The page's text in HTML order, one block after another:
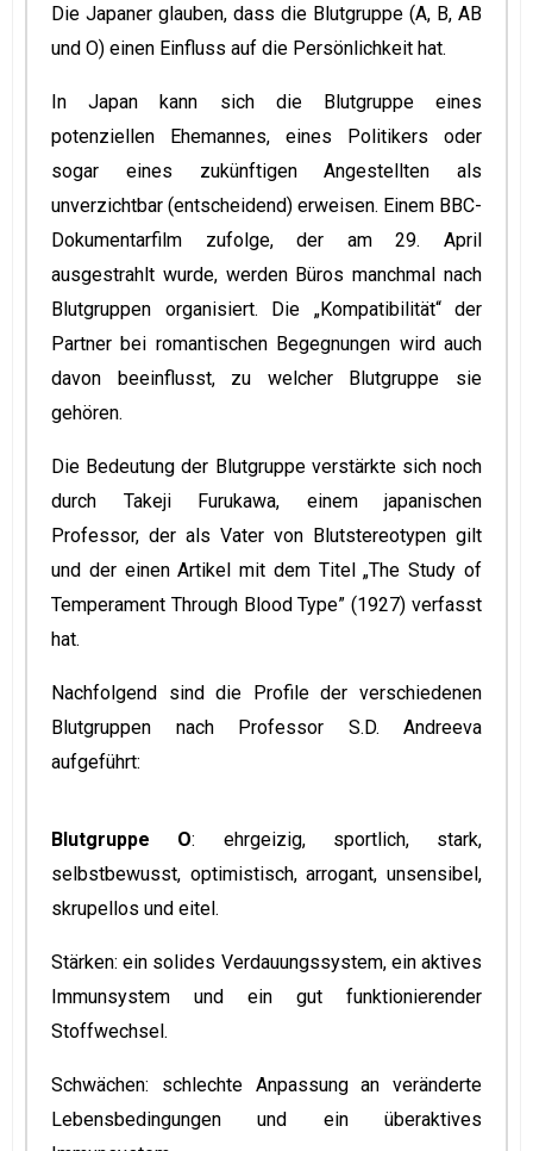
Die Japaner glauben, dass die Blutgruppe (A, B, AB
und O) einen Einfluss auf die Persönlichkeit hat.
In Japan kann sich die Blutgruppe eines
potenziellen Ehemannes, eines Politikers oder
sogar eines zukünftigen Angestellten als
unverzichtbar (entscheidend) erweisen. Einem BBC-
Dokumentarfilm zufolge, der am 29. April
ausgestrahlt wurde, werden Büros manchmal nach
Blutgruppen organisiert. Die „Kompatibilität“ der
Partner bei romantischen Begegnungen wird auch
davon beeinflusst, zu welcher Blutgruppe sie
gehören.
Die Bedeutung der Blutgruppe verstärkte sich noch
durch Takeji Furukawa, einem japanischen
Professor, der als Vater von Blutstereotypen gilt
und der einen Artikel mit dem Titel „The Study of
Temperament Through Blood Type” (1927) verfasst
hat.
Nachfolgend sind die Profile der verschiedenen
Blutgruppen nach Professor S.D. Andreeva
aufgeführt:
Blutgruppe O: ehrgeizig, sportlich, stark,
selbstbewusst, optimistisch, arrogant, unsensibel,
skrupellos und eitel.
Stärken: ein solides Verdauungssystem, ein aktives
Immunsystem und ein gut funktionierender
Stoffwechsel.
Schwächen: schlechte Anpassung an veränderte
Lebensbedingungen und ein überaktives